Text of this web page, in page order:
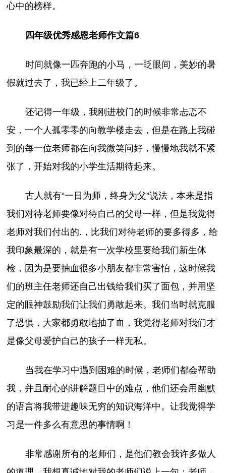
心中的榜样。
四年级优秀感恩老师作文篇6
时间就像一匹奔跑的小马，一眨眼间，美妙的暑
假就过去了，我已经上二年级了。
还记得一年级，我刚进校门的时候非常忐忑不
安，一个人孤零零的向教学楼走去，但是在路上我碰
到的每一位老师都在向我微笑问好，慢慢地我就不紧
张了，开始对我的小学生活期待起来。
古人就有“一日为师，终身为父”说法，本来是指
我们对待老师要像对待自己的父母一样，但是我觉得
老师对我们付出的.，比我们对待老师的要多得多，给
我印象最深的，就是有一次学校里要给我们新生体
检，因为是要抽血很多小朋友都非常害怕，这时候我
们的班主任老师还自己出钱给我们买了面包，并用坚
定的眼神鼓励我们让我们勇敢起来。我们当时就克服
了恐惧，大家都勇敢地抽了血，我觉得老师对我们才
是像父母爱护自己的孩子一样无私。
当我在学习中遇到困难的时候，老师们都会帮助
我，并且耐心的讲解题目中的难点，他们还会用幽默
的语言将我带进趣味无穷的知识海洋中。让我觉得学
习是一件多么有意思的事情啊！
非常感谢所有的老师们，是他们教会我许多做人